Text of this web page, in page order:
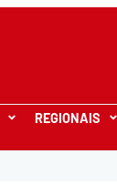
REGIONAIS